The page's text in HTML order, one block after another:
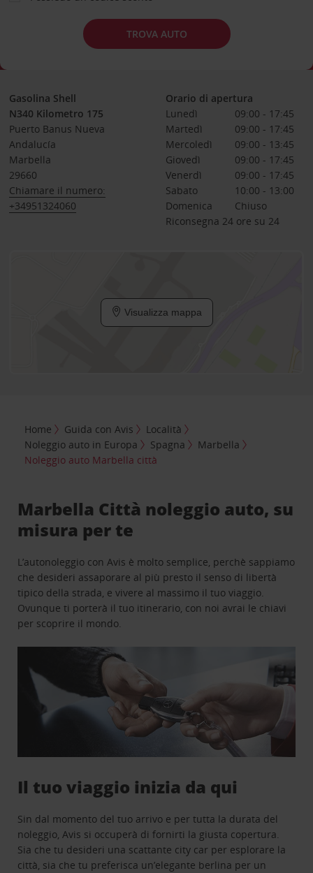
TROVA AUTO
Gasolina Shell
N340 Kilometro 175
Puerto Banus Nueva
Andalucía
Marbella
29660
Chiamare il numero:
+34951324060
Orario di apertura
Lunedì
09:00 - 17:45
Martedì
09:00 - 17:45
Mercoledì
09:00 - 13:45
Giovedì
09:00 - 17:45
Venerdì
09:00 - 17:45
Sabato
10:00 - 13:00
Domenica
Chiuso
Riconsegna 24 ore su 24
Visualizza mappa
Home Guida con Avis
Località
Noleggio auto in Europa
Spagna
Marbella
Noleggio auto Marbella città
Marbella Città noleggio auto, su
misura per te
L’autonoleggio con Avis è molto semplice, perchè sappiamo
che desideri assaporare al più presto il senso di libertà
tipico della strada, e vivere al massimo il tuo viaggio.
Ovunque ti porterà il tuo itinerario, con noi avrai le chiavi
per scoprire il mondo.
Il tuo viaggio inizia da qui
Sin dal momento del tuo arrivo e per tutta la durata del
noleggio, Avis si occuperà di fornirti la giusta copertura.
Sia che tu desideri una scattante city car per esplorare la
città, sia che tu preferisca un’elegante berlina per un